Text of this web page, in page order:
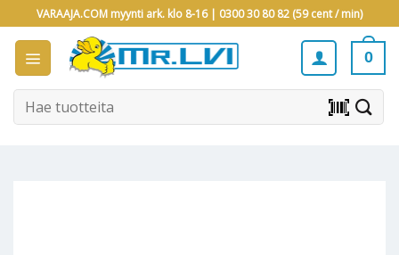
to
content
VARAAJA.COM myynti ark. klo 8-16 | 0300 30 80 82 (59 cent / min)
0
Etsi: barcode_scanner